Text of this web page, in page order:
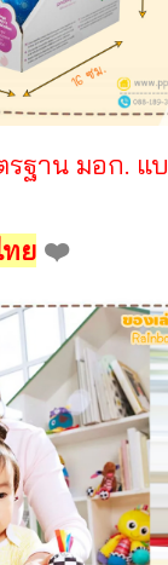
ฐาน มอก. แ
ย ❤️